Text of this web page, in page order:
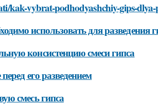
kak-vybrat-podhodyashchiy-gips-
использовать для разведения
консистенцию смеси гипса
его разведением
смесь гипса